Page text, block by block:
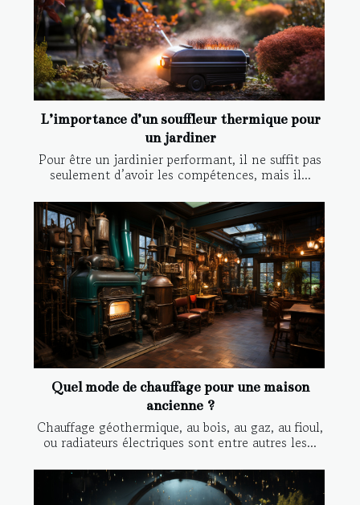
L’importance d’un souffleur thermique pour
un jardiner
Pour être un jardinier performant, il ne suffit pas
seulement d’avoir les compétences, mais il...
Quel mode de chauffage pour une maison
ancienne ?
Chauffage géothermique, au bois, au gaz, au fioul,
ou radiateurs électriques sont entre autres les...